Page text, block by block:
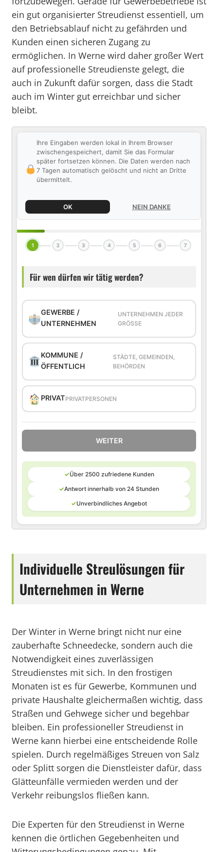
ein gut organisierter Streudienst essentiell, um
den Betriebsablauf nicht zu gefährden und
Kunden einen sicheren Zugang zu
ermöglichen. In Werne wird daher großer Wert
auf professionelle Streudienste gelegt, die
auch in Zukunft dafür sorgen, dass die Stadt
auch im Winter gut erreichbar und sicher
bleibt.
Ihre Eingaben werden lokal in Ihrem Browser
zwischengespeichert, damit Sie das Formular
später fortsetzen können. Die Daten werden nach
7 Tagen automatisch gelöscht und nicht an Dritte
übermittelt.
OK NEIN DANKE
1 2 3 4 5 6 7
Für wen dürfen wir tätig werden?
GEWERBE /
UNTERNEHMEN
UNTERNEHMEN JEDER
GRÖSSE
KOMMUNE /
ÖFFENTLICH
STÄDTE, GEMEINDEN,
BEHÖRDEN
PRIVATPRIVATPERSONEN
WEITER
✓Über 2500 zufriedene Kunden
✓Antwort innerhalb von 24 Stunden
✓Unverbindliches Angebot
Individuelle Streulösungen für
Unternehmen in Werne
Der Winter in Werne bringt nicht nur eine
zauberhafte Schneedecke, sondern auch die
Notwendigkeit eines zuverlässigen
Streudienstes mit sich. In den frostigen
Monaten ist es für Gewerbe, Kommunen und
private Haushalte gleichermaßen wichtig, dass
Straßen und Gehwege sicher und begehbar
bleiben. Ein professioneller Streudienst in
Werne kann hierbei eine entscheidende Rolle
spielen. Durch regelmäßiges Streuen von Salz
oder Splitt sorgen die Dienstleister dafür, dass
Glätteunfälle vermieden werden und der
Verkehr reibungslos fließen kann.
Die Experten für den Streudienst in Werne
kennen die örtlichen Gegebenheiten und